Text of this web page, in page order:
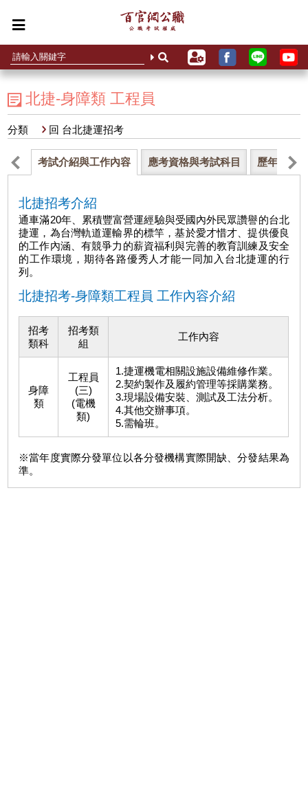
北捷-身障類 工程員
分類 回 台北捷運招考
考試介紹與工作內容 應考資格與考試科目 歷年錄取
北捷招考介紹
通車滿20年、累積豐富營運經驗與受國內外民眾讚譽的台北
捷運，為台灣軌道運輸界的標竿，基於愛才惜才、提供優良
的工作內涵、有競爭力的薪資福利與完善的教育訓練及安全
的工作環境，期待各路優秀人才能一同加入台北捷運的行
列。
北捷招考-身障類工程員 工作內容介紹
招考
類科
招考類
組
工作內容
身障
類
工程員
(三)
(電機
類)
1.捷運機電相關設施設備維修作業。
2.契約製作及履約管理等採購業務。
3.現場設備安裝、測試及工法分析。
4.其他交辦事項。
5.需輪班。
※當年度實際分發單位以各分發機構實際開缺、分發結果為
準。